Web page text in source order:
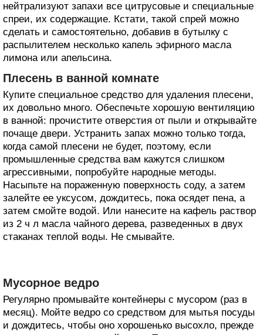
нейтрализуют запахи все цитрусовые и специальные
спреи, их содержащие. Кстати, такой спрей можно
сделать и самостоятельно, добавив в бутылку с
распылителем несколько капель эфирного масла
лимона или апельсина.
Плесень в ванной комнате
Купите специальное средство для удаления плесени,
их довольно много. Обеспечьте хорошую вентиляцию
в ванной: прочистите отверстия от пыли и открывайте
почаще двери. Устранить запах можно только тогда,
когда самой плесени не будет, поэтому, если
промышленные средства вам кажутся слишком
агрессивными, попробуйте народные методы.
Насыпьте на пораженную поверхность соду, а затем
залейте ее уксусом, дождитесь, пока осядет пена, а
затем смойте водой. Или нанесите на кафель раствор
из 2 ч л масла чайного дерева, разведенных в двух
стаканах теплой воды. Не смывайте.
Мусорное ведро
Регулярно промывайте контейнеры с мусором (раз в
месяц). Мойте ведро со средством для мытья посуды
и дождитесь, чтобы оно хорошенько высохло, прежде